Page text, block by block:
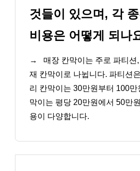
것들이 있으며, 각
비용은 어떻게 되나
→
매장 칸막이는 주로 파티션
재 칸막이로 나뉩니다. 파티션
리 칸막이는 30만원부터 100만
막이는 평당 20만원에서 50만
용이 다양합니다.